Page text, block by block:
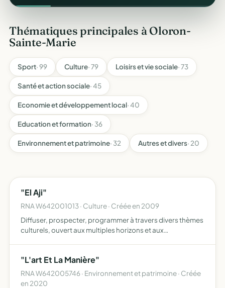
Thématiques principales à Oloron-
Sainte-Marie
Sport· 99 Culture· 79 Loisirs et vie sociale· 73
Santé et action sociale· 45
Economie et développement local· 40
Education et formation· 36
Environnement et patrimoine· 32 Autres et divers· 20
"El Aji"
RNA W642001013 · Culture · Créée en 2009
Diffuser, prospecter, programmer à travers divers thèmes
culturels, ouvert aux multiples horizons et aux
part…
"L'art Et La Manière"
RNA W642005746 · Environnement et patrimoine · Créée
en 2020